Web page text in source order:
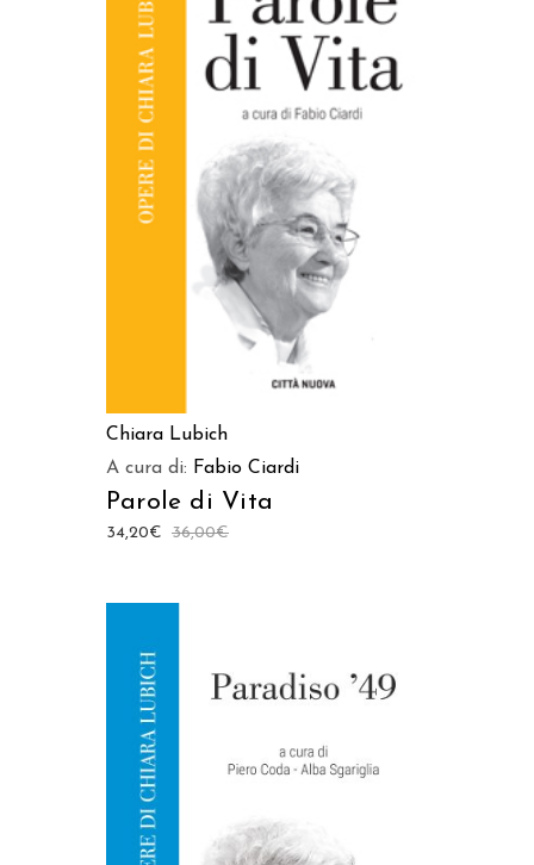
AGGIUNGI AL CARRELLO
Chiara Lubich
A cura di: Fabio Ciardi
Parole di Vita
36,00€
34,20€
AGGIUNGI AL CARRELLO